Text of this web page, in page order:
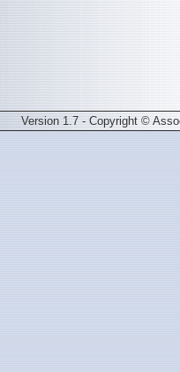
Version 1.7 - Copyright ©